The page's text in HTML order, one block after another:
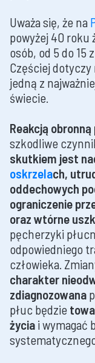
Uważa się, że na
powyżej 40 roku
osób, od 5 do 15
Częściej
jedną z
świecie.
Reakcją obronną
szkodliwe
skutkiem jest
oskrzelach,
oddechowych
ograniczenie
oraz wtórne
pęcherzyki
odpowiedniego
człowieka.
charakter
zdiagnozowana
płuc będzie
życia i wymagać